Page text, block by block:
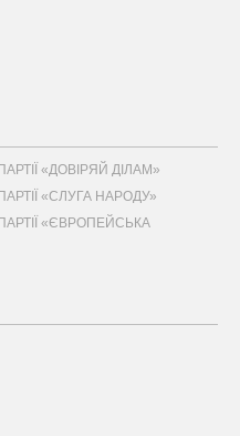
«ДОВІРЯЙ ДІЛАМ»
«СЛУГА НАРОДУ»
ПАРТІЇ «ЄВРОПЕЙСЬКА